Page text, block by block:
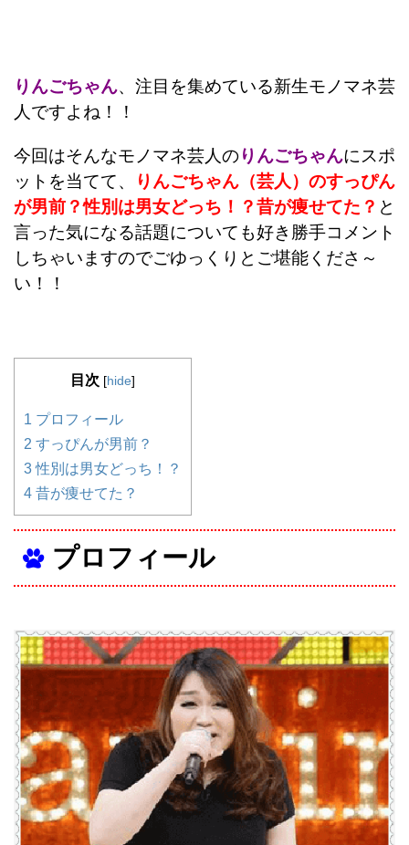
りんごちゃん、注目を集めている新生モノマネ芸
人ですよね！！
今回はそんなモノマネ芸人のりんごちゃんにスポ
ットを当てて、
りんごちゃん（芸人）のすっぴん
が男前？性別は男女どっち！？昔が痩せてた？ と
言った気になる話題についても好き勝手コメント
しちゃいますのでごゆっくりとご堪能くださ～
い！！
目次 [hide]
1 プロフィール
2 すっぴんが男前？
3性別は男女どっち！？
4 昔が痩せてた？
プロフィール